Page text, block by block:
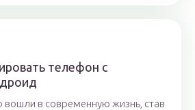
телефон с
в современную жизнь, став